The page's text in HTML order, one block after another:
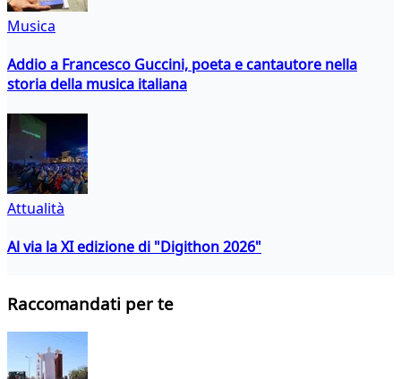
Musica
Addio a Francesco Guccini, poeta e cantautore nella
storia della musica italiana
Attualità
Al via la XI edizione di "Digithon 2026"
Raccomandati per te